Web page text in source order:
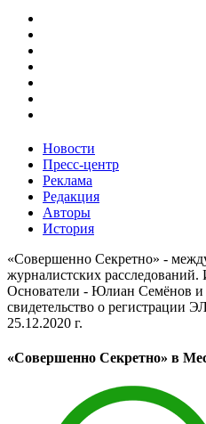
Новости
Пресс-центр
Реклама
Редакция
Авторы
История
«Совершенно Секретно» -
журналистских расследований.
Основатели - Юлиан Семёнов
свидетельство о регистрации
25.12.2020 г.
«Совершенно Секретно» в